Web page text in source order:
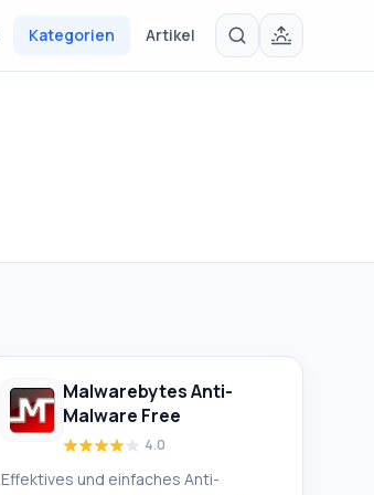
Kategorien Artikel
Malwarebytes Anti-
Malware Free
4.0
Effektives und einfaches Anti-